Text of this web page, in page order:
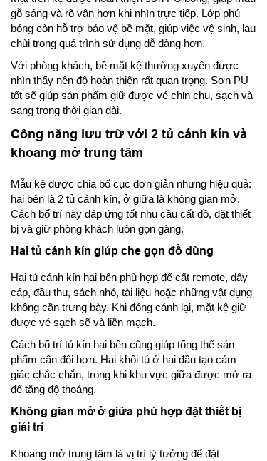
gỗ sáng và rõ vân hơn khi nhìn trực tiếp. Lớp phủ
bóng còn hỗ trợ bảo vệ bề mặt, giúp việc vệ sinh, lau
chùi trong quá trình sử dụng dễ dàng hơn.
Với phòng khách, bề mặt kệ thường xuyên được
nhìn thấy nên độ hoàn thiện rất quan trọng. Sơn PU
tốt sẽ giúp sản phẩm giữ được vẻ chỉn chu, sạch và
sang trong thời gian dài.
Công năng lưu trữ với 2 tủ cánh kín và
khoang mở trung tâm
Mẫu kệ được chia bố cục đơn giản nhưng hiệu quả:
hai bên là 2 tủ cánh kín, ở giữa là không gian mở.
Cách bố trí này đáp ứng tốt nhu cầu cất đồ, đặt thiết
bị và giữ phòng khách luôn gọn gàng.
Hai tủ cánh kín giúp che gọn đồ dùng
Hai tủ cánh kín hai bên phù hợp để cất remote, dây
cáp, đầu thu, sách nhỏ, tài liệu hoặc những vật dụng
không cần trưng bày. Khi đóng cánh lại, mặt kệ giữ
được vẻ sạch sẽ và liền mạch.
Cách bố trí tủ kín hai bên cũng giúp tổng thể sản
phẩm cân đối hơn. Hai khối tủ ở hai đầu tạo cảm
giác chắc chắn, trong khi khu vực giữa được mở ra
để tăng độ thoáng.
Không gian mở ở giữa phù hợp đặt thiết bị
giải trí
Khoang mở trung tâm là vị trí lý tưởng để đặt